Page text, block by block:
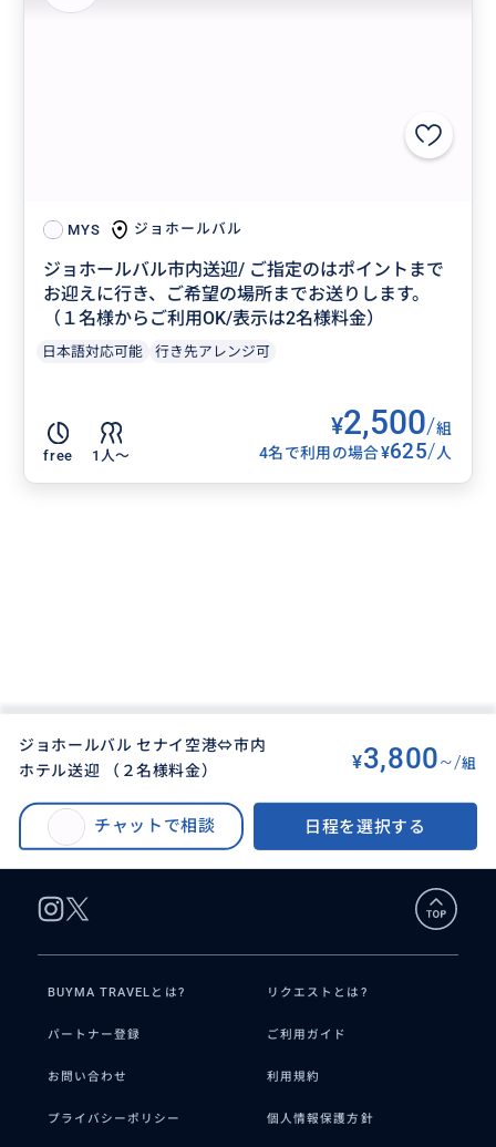
MYS ジョホールバル
ジョホールバル市内送迎/ ご指定のはポイントまで
お迎えに行き、ご希望の場所までお送りします。
（１名様からご利用OK/表示は2名様料金）
日本語対応可能 行き先アレンジ可
free 1人〜
¥2,500/組
4名で利用の場合¥625/人
ジョホールバル セナイ空港⇔市内
ホテル送迎 （２名様料金）
¥3,800~/組
チャットで相談 日程を選択する
ジョホールバル セナイ空港⇔市内ホテル送迎 （２名様料金）
BUYMA TRAVELとは? リクエストとは?
パートナー登録 ご利用ガイド
お問い合わせ 利用規約
プライバシーポリシー 個人情報保護方針